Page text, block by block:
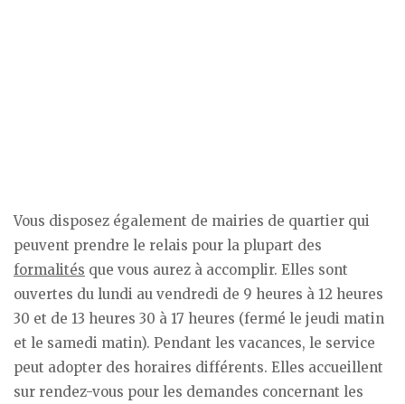
Vous disposez également de mairies de quartier qui
peuvent prendre le relais pour la plupart des
formalités que vous aurez à accomplir. Elles sont
ouvertes du lundi au vendredi de 9 heures à 12 heures
30 et de 13 heures 30 à 17 heures (fermé le jeudi matin
et le samedi matin). Pendant les vacances, le service
peut adopter des horaires différents. Elles accueillent
sur rendez-vous pour les demandes concernant les